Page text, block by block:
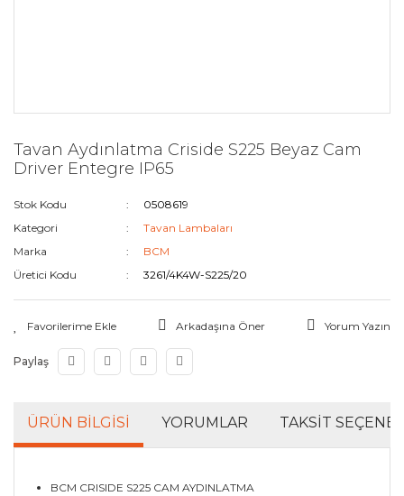
Tavan Aydınlatma Criside S225 Beyaz Cam
Driver Entegre IP65
Stok Kodu
0508619
Kategori
Tavan Lambaları
Marka
BCM
Üretici Kodu
3261/4K4W-S225/20
Arkadaşına Öner Yorum Yazın
Paylaş
ÜRÜN BILGISI YORUMLAR TAKSIT
BCM CRISIDE S225 CAM AYDINLATMA